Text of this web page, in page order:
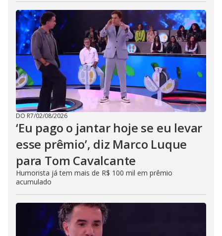
DO R7/02/08/2026
‘Eu pago o jantar hoje se eu levar
esse prêmio’, diz Marco Luque
para Tom Cavalcante
Humorista já tem mais de R$ 100 mil em prêmio
acumulado